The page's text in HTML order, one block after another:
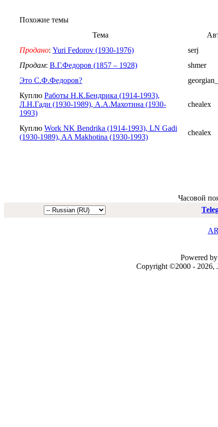
Похожие темы
Тема
Продано: Yuri Fedorov (1930-1976)
serj
Продам: В.Г.Федоров (1857 – 1928)
shmer
Это С.Ф.Федоров?
Куплю Работы Н.К.Бендрика (1914-1993),
Л.Н.Гади (1930-1989), А.А.Махотина (1930-
1993)
chealex
Куплю Work NK Bendrika (1914-1993), LN Gadi
(1930-1989), AA Makhotina (1930-1993)
chealex
Часовой
Powered
Copyright ©2000 - 2026,